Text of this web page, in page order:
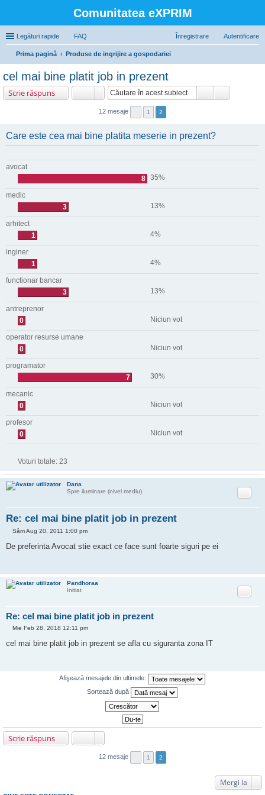
Comunitatea eXPRIM
Legături rapide FAQ Autentificare
Înregistrare
Prima pagină
Produse de ingrijire a gospodariei
cel mai bine platit job in prezent
Scrie răspuns
12 mesaje 1 2
Care este cea mai bine platita meserie in prezent?
avocat
8 35%
medic
3
13%
arhitect
1
4%
inginer
1
4%
functionar bancar
3
13%
antreprenor
0
Niciun vot
operator resurse umane
0
Niciun vot
programator
7
30%
mecanic
0
Niciun vot
profesor
0
Niciun vot
Voturi totale: 23
Dana
Spre iluminare (nivel mediu)
Re: cel mai bine platit job in prezent
Citat
s
Sâm Aug 20, 2011 1:00 pm
De preferinta Avocat stie exact ce face sunt foarte siguri pe ei
Pandhoraa
Initiat
Re: cel mai bine platit job in prezent
Citat
e
s
Mie Feb 28, 2018 12:11 pm
cel mai bine platit job in prezent se afla cu siguranta zona IT
Afişează mesajele din ultimele:
Sortează după
Scrie răspuns
12 mesaje 1 2
Mergi la